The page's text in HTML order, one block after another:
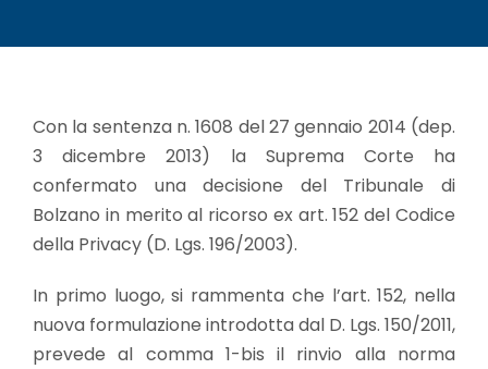
Con la sentenza n. 1608 del 27 gennaio 2014 (dep.
3 dicembre 2013) la Suprema Corte ha
confermato una decisione del Tribunale di
Bolzano in merito al ricorso ex art. 152 del Codice
della Privacy (D. Lgs. 196/2003).
In primo luogo, si rammenta che l’art. 152, nella
nuova formulazione introdotta dal D. Lgs. 150/2011,
prevede al comma 1-bis il rinvio alla norma